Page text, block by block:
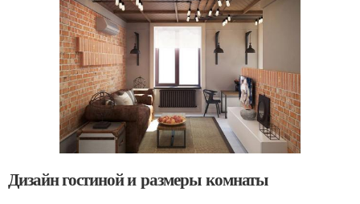
Дизайн гостиной и размеры комнаты